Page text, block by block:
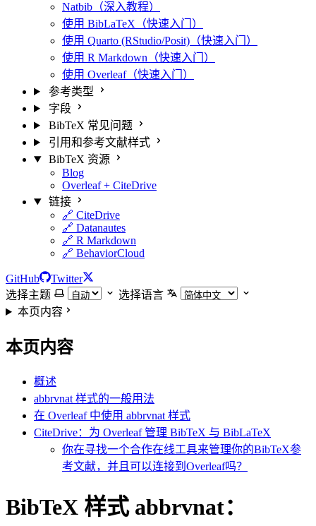
Natbib（深入教程）
使用 BibLaTeX（快速入门）
使用 Quarto (RStudio/Posit)（快速入门）
使用 R Markdown（快速入门）
使用 Overleaf（快速入门）
参考类型
字段
BibTeX 常见问题
引用和参考文献样式
BibTeX 资源
Blog
Overleaf + CiteDrive
链接
🔗 CiteDrive
🔗 Datanautes
🔗 R Markdown
🔗 BehaviorCloud
GitHub
Twitter
选择主题
选择语言
本页内容
本页内容
概述
abbrvnat 样式的一般用法
在 Overleaf 中使用 abbrvnat 样式
CiteDrive：为 Overleaf 管理 BibTeX 与 BibLaTeX
你在寻找一个合作在线工具来管理你的BibTeX参
考文献，并且可以连接到Overleaf吗？
BibTeX 样式 abbrvnat：